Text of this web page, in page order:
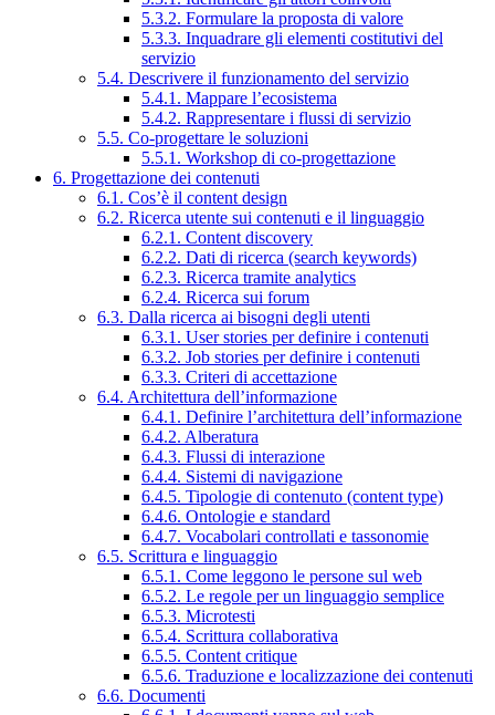
5.3.2. Formulare la proposta di valore
5.3.3. Inquadrare gli elementi costitutivi del
servizio
5.4. Descrivere il funzionamento del servizio
5.4.1. Mappare l’ecosistema
5.4.2. Rappresentare i flussi di servizio
5.5. Co-progettare le soluzioni
5.5.1. Workshop di co-progettazione
6. Progettazione dei contenuti
6.1. Cos’è il content design
6.2. Ricerca utente sui contenuti e il linguaggio
6.2.1. Content discovery
6.2.2. Dati di ricerca (search keywords)
6.2.3. Ricerca tramite analytics
6.2.4. Ricerca sui forum
6.3. Dalla ricerca ai bisogni degli utenti
6.3.1. User stories per definire i contenuti
6.3.2. Job stories per definire i contenuti
6.3.3. Criteri di accettazione
6.4. Architettura dell’informazione
6.4.1. Definire l’architettura dell’informazione
6.4.2. Alberatura
6.4.3. Flussi di interazione
6.4.4. Sistemi di navigazione
6.4.5. Tipologie di contenuto (content type)
6.4.6. Ontologie e standard
6.4.7. Vocabolari controllati e tassonomie
6.5. Scrittura e linguaggio
6.5.1. Come leggono le persone sul web
6.5.2. Le regole per un linguaggio semplice
6.5.3. Microtesti
6.5.4. Scrittura collaborativa
6.5.5. Content critique
6.5.6. Traduzione e localizzazione dei contenuti
6.6. Documenti